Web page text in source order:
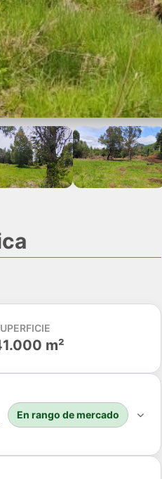
m²
En rango de mercado